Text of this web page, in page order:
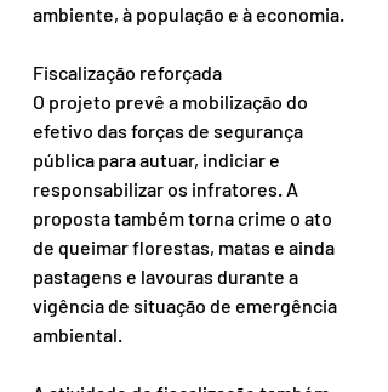
ambiente, à população e à economia.
Fiscalização reforçada
O projeto prevê a mobilização do
efetivo das forças de segurança
pública para autuar, indiciar e
responsabilizar os infratores. A
proposta também torna crime o ato
de queimar florestas, matas e ainda
pastagens e lavouras durante a
vigência de situação de emergência
ambiental.